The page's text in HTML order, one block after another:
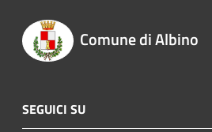
Comune di Albino
SEGUICI SU